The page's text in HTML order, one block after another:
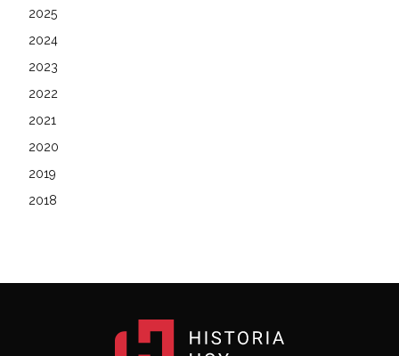
2025
2024
2023
2022
2021
2020
2019
2018